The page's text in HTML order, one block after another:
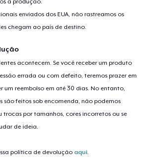
a produção.
enviados dos EUA, não rastreamos os
chegam ao país de destino.
acontecem. Se você receber um produto
errada ou com defeito, teremos prazer em
um reembolso em até 30 dias. No entanto,
são feitos sob encomenda, não podemos
trocas por tamanhos, cores incorretos ou se
de ideia.
política de devolução aqui.